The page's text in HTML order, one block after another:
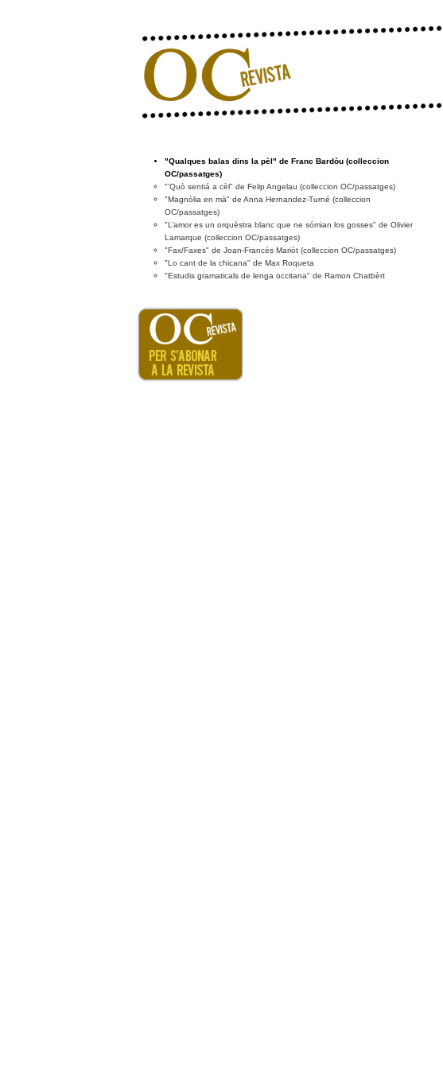
"Qualques balas dins la pèl" de Franc Bardòu (colleccion
OC/passatges)
"’Quò sentiá a cèl" de Felip Angelau (colleccion OC/passatges)
"Magnòlia en mà" de Anna Hernandez-Turné (colleccion
OC/passatges)
"L’amor es un orquèstra blanc que ne sómian los gosses" de Olivier
Lamarque (colleccion OC/passatges)
"Fax/Faxes" de Joan-Francés Mariòt (colleccion OC/passatges)
"Lo cant de la chicana" de Max Roqueta
"Estudis gramaticals de lenga occitana" de Ramon Chatbèrt